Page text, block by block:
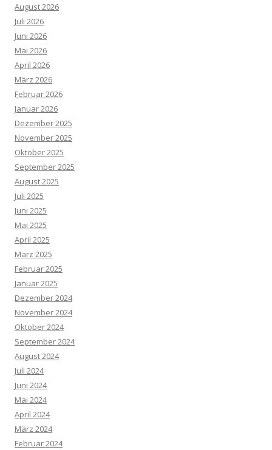
August 2026
Juli 2026
Juni 2026
Mai 2026
April 2026
März 2026
Februar 2026
Januar 2026
Dezember 2025
November 2025
Oktober 2025
September 2025
August 2025
Juli 2025
Juni 2025
Mai 2025
April 2025
März 2025
Februar 2025
Januar 2025
Dezember 2024
November 2024
Oktober 2024
September 2024
August 2024
Juli 2024
Juni 2024
Mai 2024
April 2024
März 2024
Februar 2024